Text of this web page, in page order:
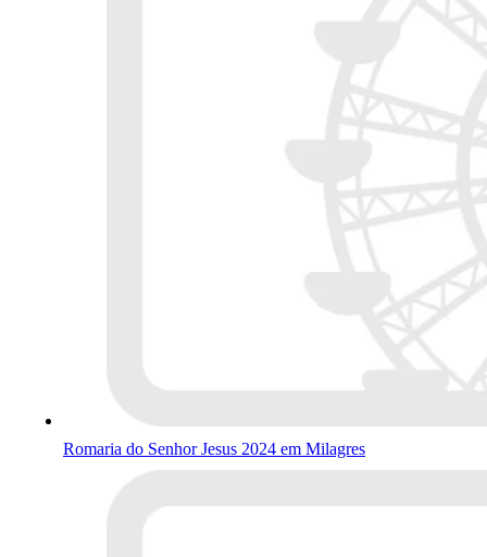
Romaria do Senhor Jesus 2024 em Milagres